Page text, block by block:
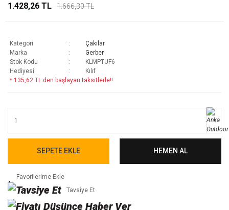
1.428,26 TL 1.666,30 TL
Kategori
Çakılar
Marka
Gerber
Stok Kodu
KLMPTUF6
Hediyesi
Kılıf
* 135,62 TL den başlayan taksitlerle!!
SEPETE EKLE HEMEN AL
Tavsiye Et